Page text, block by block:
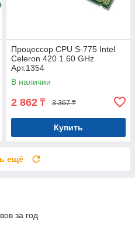
Процессор CPU S-775 Intel
Celeron 420 1.60 GHz
Арт.1354
В наличии
2 862 ₸ 3 367 ₸
Купить
ещё
за год